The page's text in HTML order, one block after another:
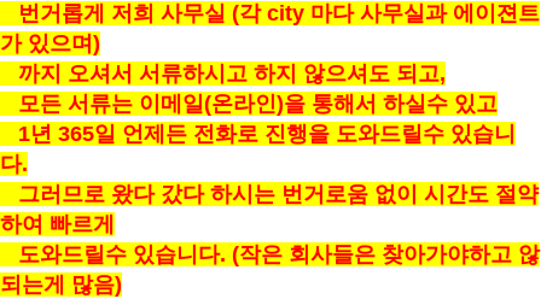
번거롭게 저희 사무실 (각 city 마다 사무실과 에이젼트
가 있으며)
까지 오셔서 서류하시고 하지 않으셔도 되고,
모든 서류는 이메일(온라인)을 통해서 하실수 있고
1년 365일 언제든 전화로 진행을 도와드릴수 있습니
다.
그러므로 왔다 갔다 하시는 번거로움 없이 시간도 절약
하여 빠르게
도와드릴수 있습니다. (작은 회사들은 찾아가야하고 않
되는게 많음)